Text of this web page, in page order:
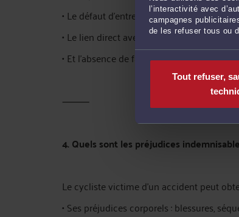
l’interactivité avec
campagnes
de les refuser tous ou
Tout refuser,
• Le défaut d’entretien normal,
• Le lien direct avec la chute,
• Et l’absence de faute du cycliste (ou
⸻
4. Quels sont les préjudices
Le cycliste victime d’un accident peut
• Ses préjudices corporels : blessures,